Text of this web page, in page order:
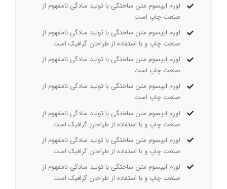
لورم ایپسوم متن ساختگی با تولید سادگی نامفهوم از
صنعت چاپ است
لورم ایپسوم متن ساختگی با تولید سادگی نامفهوم از
صنعت چاپ و با استفاده از طراحان گرافیک است
لورم ایپسوم متن ساختگی با تولید سادگی نامفهوم از
صنعت چاپ است
لورم ایپسوم متن ساختگی با تولید سادگی نامفهوم از
صنعت چاپ است
لورم ایپسوم متن ساختگی با تولید سادگی نامفهوم از
صنعت چاپ و با استفاده از طراحان گرافیک است
لورم ایپسوم متن ساختگی با تولید سادگی نامفهوم از
صنعت چاپ و با استفاده از طراحان گرافیک است
لورم ایپسوم متن ساختگی با تولید سادگی نامفهوم از
صنعت چاپ و با استفاده از طراحان گرافیک است